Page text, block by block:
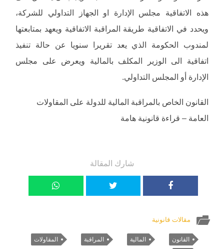
هذه الاتفاقية مجلس الإدارة او الجهاز التداولي للشركة،
ويحدد في الاتفاقية طريقة المراقبة الاتفاقية ويعهد بمتابعتها
لمندوب الحكومة الذي يعد تقريرا سنويا عن حالة تنفيذ
اتفاقية الى الوزير المكلف بالمالية ويعرض على مجلس
الإدارة أو المجلس التداولي.
القانون الخاص بالمراقبة المالية للدولة على المقاولات
العامة – قراءة قانونية هامة
شارك المقالة
مقالات قانونية
القانون المالية المراقبة المقاولات